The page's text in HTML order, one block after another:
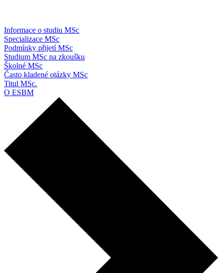
Informace o studiu MSc
Specializace MSc
Podmínky přijetí MSc
Studium MSc na zkoušku
Školné MSc
Často kladené otázky MSc
Titul MSc.
O ESBM